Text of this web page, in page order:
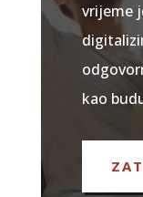
vrijeme
kao